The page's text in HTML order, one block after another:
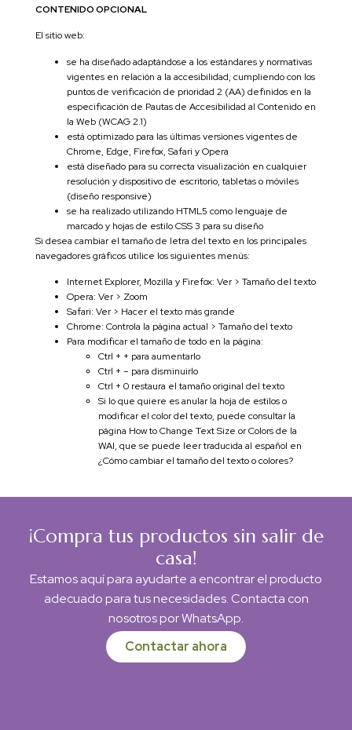
CONTENIDO OPCIONAL
El sitio web:
se ha diseñado adaptándose a los estándares y normativas
vigentes en relación a la accesibilidad, cumpliendo con los
puntos de verificación de prioridad 2 (AA) definidos en la
especificación de Pautas de Accesibilidad al Contenido en
la Web (WCAG 2.1)
está optimizado para las últimas versiones vigentes de
Chrome, Edge, Firefox, Safari y Opera
está diseñado para su correcta visualización en cualquier
resolución y dispositivo de escritorio, tabletas o móviles
(diseño responsive)
se ha realizado utilizando HTML5 como lenguaje de
marcado y hojas de estilo CSS 3 para su diseño
Si desea cambiar el tamaño de letra del texto en los principales
navegadores gráficos utilice los siguientes menús:
Internet Explorer, Mozilla y Firefox: Ver > Tamaño del texto
Opera: Ver > Zoom
Safari: Ver > Hacer el texto más grande
Chrome: Controla la página actual > Tamaño del texto
Para modificar el tamaño de todo en la página:
Ctrl + + para aumentarlo
Ctrl + – para disminuirlo
Ctrl + 0 restaura el tamaño original del texto
Si lo que quiere es anular la hoja de estilos o
modificar el color del texto, puede consultar la
página How to Change Text Size or Colors de la
WAI, que se puede leer traducida al español en
¿Cómo cambiar el tamaño del texto o colores?
¡Compra tus productos sin salir de
casa!
Estamos aquí para ayudarte a encontrar el producto
adecuado para tus necesidades. Contacta con
nosotros por WhatsApp.
Contactar ahora